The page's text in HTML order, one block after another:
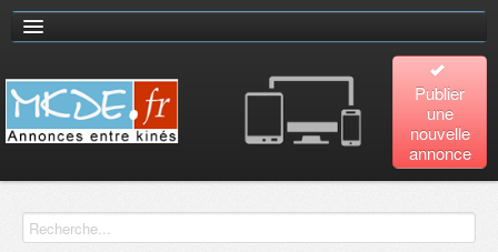
Publier
une
nouvelle
annonce